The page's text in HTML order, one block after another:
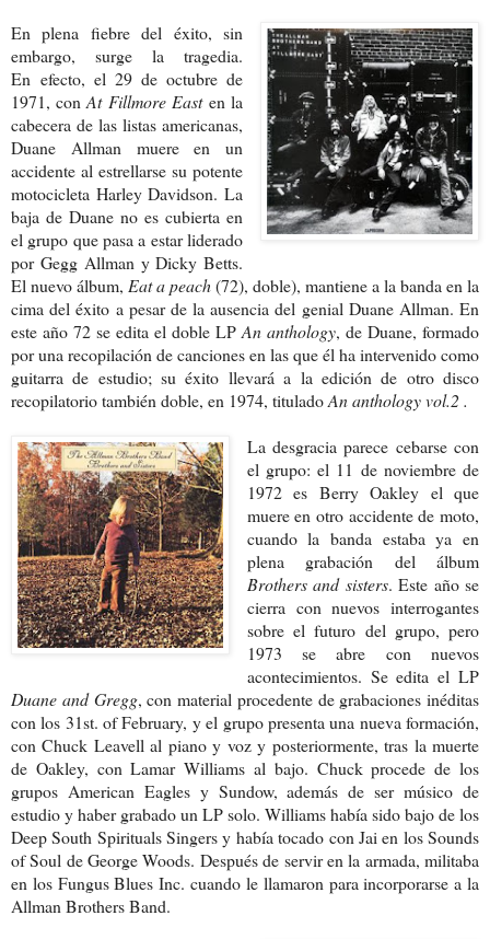
En plena fiebre del éxito, sin
embargo, surge la tragedia.
Enefecto, el 29 de octubre de
1971, conAt Fillmore Easten la
cabecera de las listas americanas,
Duane Allman muere en un
accidente al estrellarse su potente
motocicleta Harley Davidson. La
baja de Duane no es cubierta en
el grupo que pasa a estar liderado
por Gegg Allman y Dicky Betts.
El nuevo álbum, Eat a peach(72), doble), mantiene a la banda en la
cima del éxito a pesar de la ausencia del genial Duane Allman. En
este año 72 se edita el doble LPAn anthology, de Duane, formado
por una recopilación de canciones en las que él ha intervenido como
guitarra de estudio; su éxito llevará a la edición de otro disco
recopilatorio también doble, en 1974, tituladoAn anthology vol.2 .
La desgracia parece cebarse con
el grupo: el 11 de noviembre de
1972 es Berry Oakley el que
muere en otro accidente de moto,
cuando la banda estaba ya en
plena grabación del álbum
Brothers and sisters. Este año se
cierra con nuevos interrogantes
sobre el futuro del grupo, pero
1973 se abre con nuevos
acontecimientos. Se edita el LP
Duane and Gregg, con material procedente de grabaciones inéditas
con los 31st. of February, y el grupo presenta una nueva formación,
con Chuck Leavell al piano y voz y posteriormente, tras la muerte
de Oakley, con Lamar Williams al bajo. Chuck procede de los
grupos American Eagles y Sundow, además de ser músico de
estudio y haber grabado un LP solo. Williams había sido bajo de los
Deep South Spirituals Singers y había tocado con Jai en los Sounds
of Soul de George Woods. Después de servir en la armada, militaba
en los Fungus Blues Inc. cuando le llamaron para incorporarse a la
Allman Brothers Band.